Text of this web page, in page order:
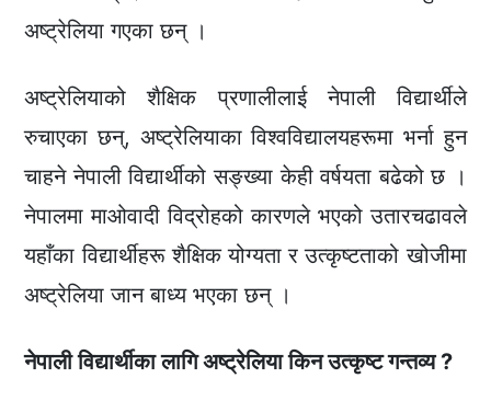
अष्ट्रेलिया गएका छन् ।
अष्ट्रेलियाको शैक्षिक प्रणालीलाई नेपाली विद्यार्थीले
रुचाएका छन्, अष्ट्रेलियाका विश्वविद्यालयहरूमा भर्ना हुन
चाहने नेपाली विद्यार्थीको सङ्ख्या केही वर्षयता बढेको छ ।
नेपालमा माओवादी विद्रोहको कारणले भएको उतारचढावले
यहाँका विद्यार्थीहरू शैक्षिक योग्यता र उत्कृष्टताको खोजीमा
अष्ट्रेलिया जान बाध्य भएका छन् ।
नेपाली विद्यार्थीका लागि अष्ट्रेलिया किन उत्कृष्ट गन्तव्य ?